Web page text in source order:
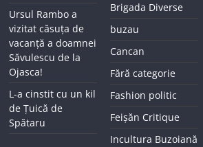
Ursul Rambo a
vizitat căsuța de
vacanță a doamnei
Săvulescu de la
Ojasca!
L-a cinstit cu un kil
de Țuică de
Spătaru
Brigada Diverse
buzau
Cancan
Fără categorie
Fashion politic
Feișăn Critique
Incultura Buzoiană